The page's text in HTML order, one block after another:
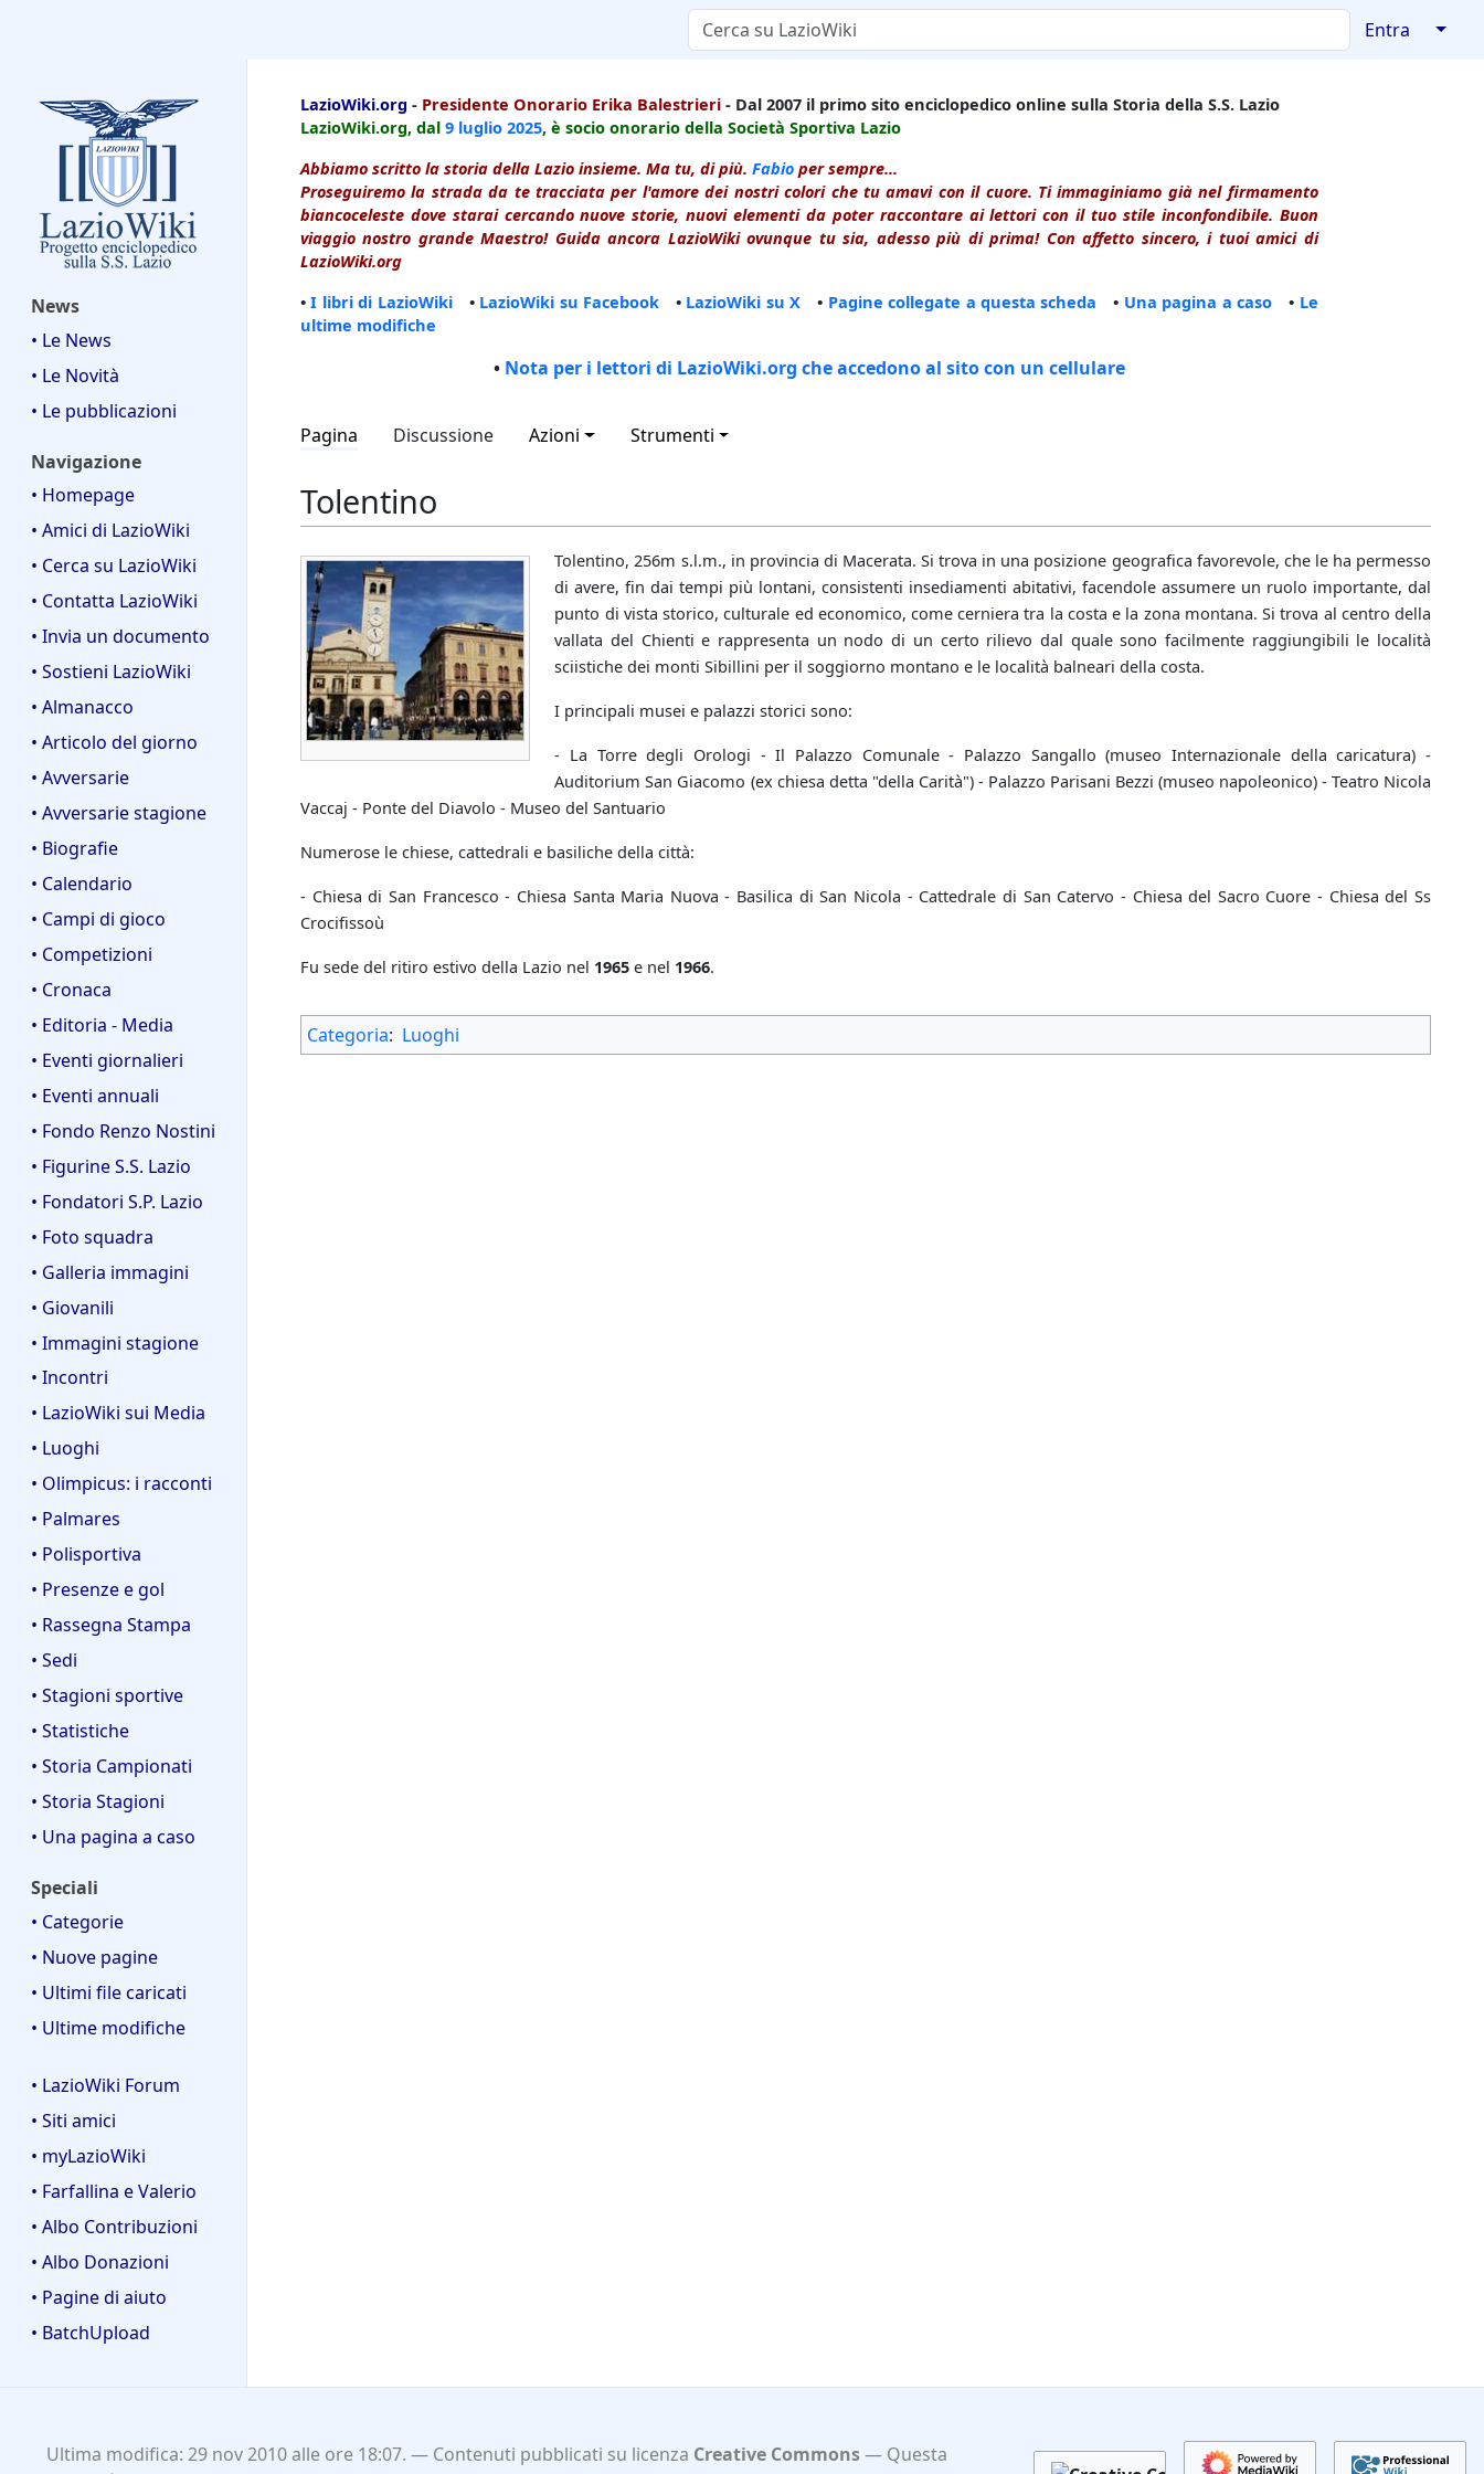
Entra ↓
News
• Le News
• Le Novità
• Le pubblicazioni
Navigazione
• Homepage
• Amici di LazioWiki
• Cerca su LazioWiki
• Contatta LazioWiki
• Invia un documento
• Sostieni LazioWiki
• Almanacco
• Articolo del giorno
• Avversarie
• Avversarie stagione
• Biografie
• Calendario
• Campi di gioco
• Competizioni
• Cronaca
• Editoria - Media
• Eventi giornalieri
• Eventi annuali
• Fondo Renzo Nostini
• Figurine S.S. Lazio
• Fondatori S.P. Lazio
• Foto squadra
• Galleria immagini
• Giovanili
• Immagini stagione
• Incontri
• LazioWiki sui Media
• Luoghi
• Olimpicus: i racconti
• Palmares
• Polisportiva
• Presenze e gol
• Rassegna Stampa
• Sedi
• Stagioni sportive
• Statistiche
• Storia Campionati
• Storia Stagioni
• Una pagina a caso
Speciali
• Categorie
• Nuove pagine
• Ultimi file caricati
• Ultime modifiche
• LazioWiki Forum
• Siti amici
• myLazioWiki
• Farfallina e Valerio
• Albo Contribuzioni
• Albo Donazioni
• Pagine di aiuto
• BatchUpload
LazioWiki.org - Presidente Onorario Erika Balestrieri - Dal 2007 il primo sito enciclopedico online sulla Storia della S.S. Lazio
LazioWiki.org, dal 9 luglio 2025, è socio onorario della Società Sportiva Lazio
Abbiamo scritto la storia della Lazio insieme. Ma tu, di più. Fabio per sempre...
Proseguiremo la strada da te tracciata per l'amore dei nostri colori che tu amavi con il cuore. Ti immaginiamo già nel firmamento
biancoceleste dove starai cercando nuove storie, nuovi elementi da poter raccontare ai lettori con il tuo stile inconfondibile. Buon
viaggio nostro grande Maestro! Guida ancora LazioWiki ovunque tu sia, adesso più di prima! Con affetto sincero, i tuoi amici di
LazioWiki.org
•I libri di LazioWiki• LazioWiki su Facebook • LazioWiki su X • Pagine collegate a questa scheda • Una pagina a caso • Le
ultime modifiche
• Nota per i lettori di LazioWiki.org che accedono al sito con un cellulare
Pagina Discussione Azioni Strumenti
Tolentino
Tolentino, 256m s.l.m., in provincia di Macerata. Si trova in una posizione geografica favorevole, che le ha permesso
di avere, fin dai tempi più lontani, consistenti insediamenti abitativi, facendole assumere un ruolo importante, dal
punto di vista storico, culturale ed economico, come cerniera tra la costa e la zona montana. Si trova al centro della
vallata del Chienti e rappresenta un nodo di un certo rilievo dal quale sono facilmente raggiungibili le località
sciistiche dei monti Sibillini per il soggiorno montano e le località balneari della costa.
I principali musei e palazzi storici sono:
- La Torre degli Orologi - Il Palazzo Comunale - Palazzo Sangallo (museo Internazionale della caricatura) -
Auditorium San Giacomo (ex chiesa detta "della Carità") - Palazzo Parisani Bezzi (museo napoleonico) - Teatro Nicola
Vaccaj - Ponte del Diavolo - Museo del Santuario
Numerose le chiese, cattedrali e basiliche della città:
- Chiesa di San Francesco - Chiesa Santa Maria Nuova - Basilica di San Nicola - Cattedrale di San Catervo - Chiesa del Sacro Cuore - Chiesa del Ss
Crocifissoù
Fu sede del ritiro estivo della Lazio nel 1965 e nel 1966.
Categoria: Luoghi
Ultima modifica: 29 nov 2010 alle ore 18:07. Contenuti pubblicati su licenza Creative Commons
Questa